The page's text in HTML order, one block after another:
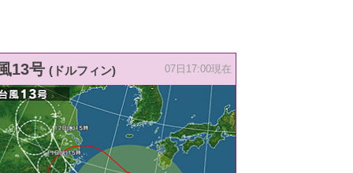
13号 (ドルフィン) 07日17:00現在